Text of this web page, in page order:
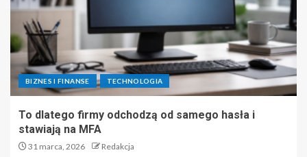
BIZNES I FINANSE TECHNOLOGIA
To dlatego firmy odchodzą od samego hasła i
stawiają na MFA
31 marca, 2026 Redakcja